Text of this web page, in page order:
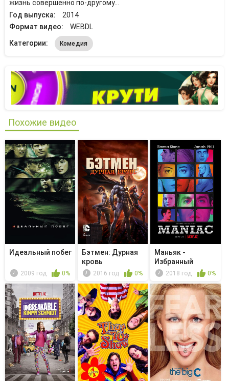
жизнь совершенно по-другому…
Год выпуска:
2014
Формат видео:
WEBDL
Категории:
Комедия
Похожие видео
Идеальный побег
2009 год 0%
Бэтмен: Дурная
кровь
2016 год 0%
Маньяк -
Избранный
2018 год 0%